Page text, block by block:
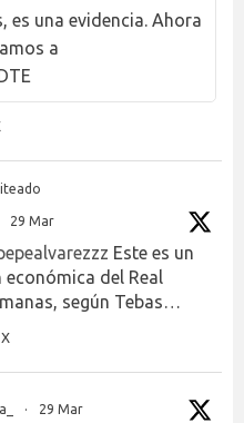
es una evidencia. Ahora
a
29 Mar
Este es un
del Real
según Tebas…
X
· 29 Mar